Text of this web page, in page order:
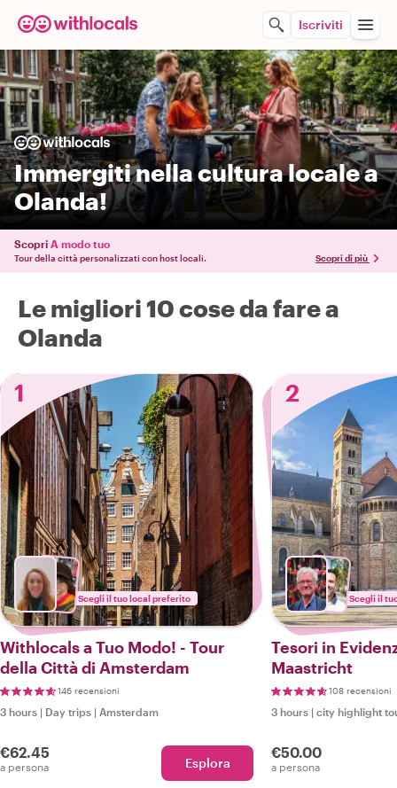
Iscriviti
Immergiti nella cultura locale a
Olanda!
Scopri A modo tuo
Tour della città personalizzati con host locali. Scopri di più
Le migliori 10 cose da fare a
Olanda
1
Scegli il tuo local preferito
Withlocals a Tuo Modo! - Tour
della Città di Amsterdam
146 recensioni
3 hours | Day trips | Amsterdam
€62.45
a persona Esplora
2
Scegli il
Tesori in
Maastricht
108 recensioni
3 hours | city highlight
€50.00
a persona